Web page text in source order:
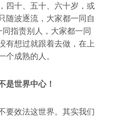
四十、五十、六十岁，或
随波逐流，大家都一同自
指责别人，大家都一同
有想过就跟着去做，在上
个成熟的人。
是世界中心！
要效法这世界。其实我们